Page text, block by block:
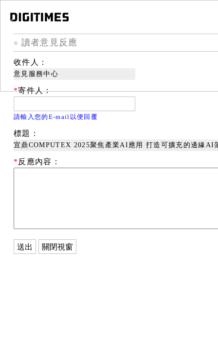
■ 讀者意見反應
收件人：
意見服務中心
*寄件人：
請輸入您的E-mail以便回覆
標題：
宜鼎COMPUTEX 2025聚焦產業AI應用 打造可擴充的邊緣AI
* 反應內容：